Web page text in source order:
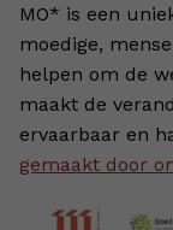
MO* is een
moedige,
helpen om de
maakt de
ervaarbaar en
gemaakt door